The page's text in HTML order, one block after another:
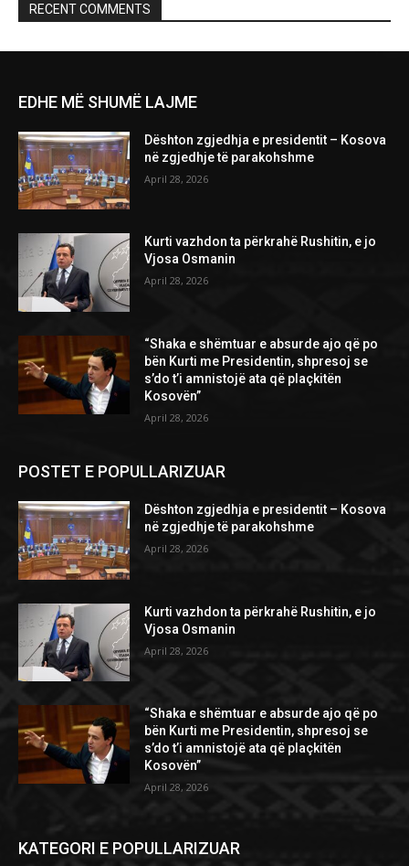
RECENT COMMENTS
EDHE MË SHUMË LAJME
Dështon zgjedhja e presidentit – Kosova
në zgjedhje të parakohshme
April 28, 2026
Kurti vazhdon ta përkrahë Rushitin, e jo
Vjosa Osmanin
April 28, 2026
“Shaka e shëmtuar e absurde ajo që po
bën Kurti me Presidentin, shpresoj se
s’do t’i amnistojë ata që plaçkitën
Kosovën”
April 28, 2026
POSTET E POPULLARIZUAR
Dështon zgjedhja e presidentit – Kosova
në zgjedhje të parakohshme
April 28, 2026
Kurti vazhdon ta përkrahë Rushitin, e jo
Vjosa Osmanin
April 28, 2026
“Shaka e shëmtuar e absurde ajo që po
bën Kurti me Presidentin, shpresoj se
s’do t’i amnistojë ata që plaçkitën
Kosovën”
April 28, 2026
KATEGORI E POPULLARIZUAR